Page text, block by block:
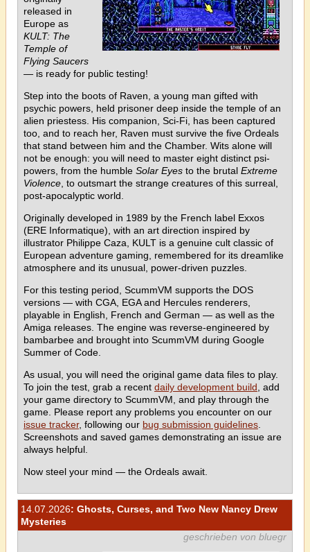
released in
Europe as
KULT: The
Temple of
Flying Saucers
— is ready for public testing!
Step into the boots of Raven, a young man gifted with
psychic powers, held prisoner deep inside the temple of an
alien priestess. His companion, Sci-Fi, has been captured
too, and to reach her, Raven must survive the five Ordeals
that stand between him and the Chamber. Wits alone will
not be enough: you will need to master eight distinct psi-
powers, from the humble Solar Eyes to the brutal Extreme
Violence , to outsmart the strange creatures of this surreal,
post-apocalyptic world.
Originally developed in 1989 by the French label Exxos
(ERE Informatique), with an art direction inspired by
illustrator Philippe Caza, KULT is a genuine cult classic of
European adventure gaming, remembered for its dreamlike
atmosphere and its unusual, power-driven puzzles.
For this testing period, ScummVM supports the DOS
versions — with CGA, EGA and Hercules renderers,
playable in English, French and German — as well as the
Amiga releases. The engine was reverse-engineered by
bambarbee and brought into ScummVM during Google
Summer of Code.
As usual, you will need the original game data files to play.
To join the test, grab a recent daily development build , add
your game directory to ScummVM, and play through the
game. Please report any problems you encounter on our
issue tracker, following our bug submission guidelines
Screenshots and saved games demonstrating an issue are
always helpful.
Now steel your mind — the Ordeals await.
14.07.2026: Ghosts, Curses, and Two New Nancy Drew
Mysteries
geschrieben von bluegr